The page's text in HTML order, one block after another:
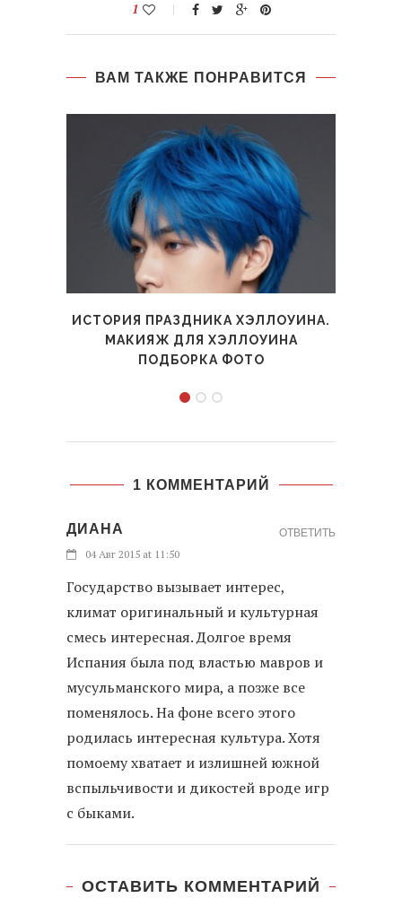
1
ВАМ ТАКЖЕ ПОНРАВИТСЯ
ИСТОРИЯ ПРАЗДНИКА ХЭЛЛОУИНА.
МАКИЯЖ ДЛЯ ХЭЛЛОУИНА
ПОДБОРКА ФОТО
1 КОММЕНТАРИЙ
ДИАНА
04 Авг 2015 at 11:50
Государство вызывает интерес,
климат оригинальный и культурная
смесь интересная. Долгое время
Испания была под властью мавров и
мусульманского мира, а позже все
поменялось. На фоне всего этого
родилась интересная культура. Хотя
помоему хватает и излишней южной
вспыльчивости и дикостей вроде игр
с быками.
ОТВЕТИТЬ
ОСТАВИТЬ КОММЕНТАРИЙ